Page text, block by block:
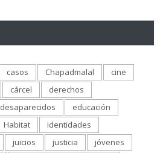
casos Chapadmalal
cine
cárcel
derechos
desaparecidos
educación
Habitat
identidades
juicios justicia
jóvenes